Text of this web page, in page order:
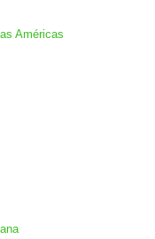
Américas